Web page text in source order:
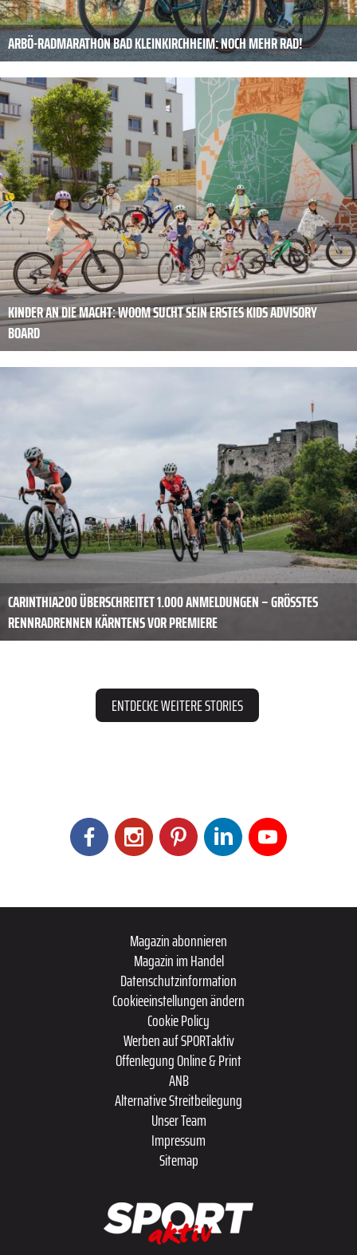
ARBÖ-RADMARATHON BAD KLEINKIRCHHEIM: NOCH MEHR RAD!
KINDER AN DIE MACHT: WOOM SUCHT SEIN ERSTES KIDS ADVISORY
BOARD
CARINTHIA200 ÜBERSCHREITET 1.000 ANMELDUNGEN – GRÖSSTES R
ENNRADRENNEN KÄRNTENS VOR PREMIERE
ENTDECKE WEITERE STORIES
Magazin abonnieren
Magazin im Handel
Datenschutzinformation
Cookieeinstellungen ändern
Cookie Policy
Werben auf SPORTaktiv
Offenlegung Online & Print
ANB
Alternative Streitbeilegung
Unser Team
Impressum
Sitemap